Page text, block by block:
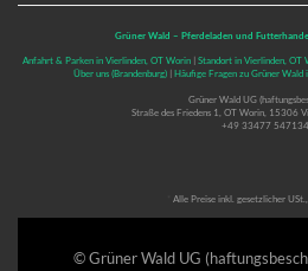
Grüner Wald – Pferdeladen und
Anfahrt & Parken in Vierlinden, OT Worin | Standort in Vierlinden, OT
Über uns (Brandenburg) | Häufige Fragen zu Grüner Wald
Grüner Wald UG
Straße des Friedens 1, OT Worin, 15306
+49 33477 547134
Alle Preise inkl. gesetzlicher USt.,
© Grüner Wald UG